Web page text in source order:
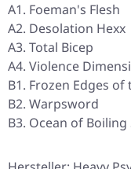
A1. Foeman's Flesh
A2. Desolation Hexx
A3. Total Bicep
A4. Violence
B1. Frozen Edges
B2. Warpsword
B3. Ocean of Boiling